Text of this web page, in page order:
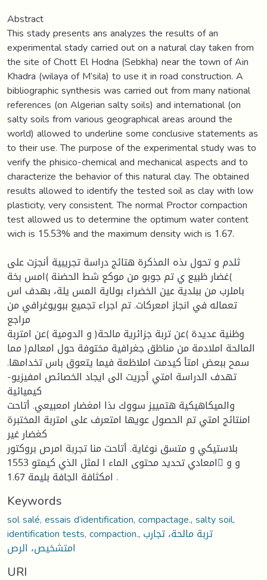
Abstract
This stady presents ans analyzes the results of an
experimental stady carried out on a natural clay taken from
the site of Chott El Hodna (Sebkha) near the town of Ain
Khadra (wilaya of M’sila) to use it in road construction. A
bibliographic synthesis was carried out from many national
references (on Algerian salty soils) and international (on
salty soils from various geographical areas around the
world) allowed to underline some conclusive statements as
to their use. The purpose of the experimental study was to
verify the phisico-chemical and mechanical aspects and to
characterize the behavior of this natural clay. The obtained
results allowed to identify the tested soil as clay with low
plasticity, very consistent. The normal Proctor compaction
test allowed us to determine the optimum water content
wich is 15.53% and the maximum density wich is 1.67.
ثلدم و تحول ىذه المذكرة هتائج دراسة تجريبية أنجزت على
غضار ظبيع ي تم جوبو من موكع شط الحضنة )امس بخة(
باملرب من ببلدية عين الخضراء بولاية المس يلة، بهدف اس
تعماله في انجاز امعركات. تم اجراء تجميع ببويوغرافي من
مراجع
وظنية عديدة )عن تربة جزائرية مالحة( و الدومية )عن امتربة
المالحة املادمة من مناظق جغرافية مختوفة حول امعالم( مما
سمح ببعض امتأ كيدمت املاظعة فيما يتعوق باس تخدامها.
تهدف الدراسة امتي أجريت الى ايجاد الخصائص امفيزيو-
كيميائية
والميكاهيكية هتمييز سووك ىذا امغضار امعبيعي. أتاحت
امنتائج امتي تم الحصول عويها امتعرف على امتربة المختبرة
كغضار غير
بلاستيكي و متسق نوغاية. أتاحت منا تجربة امرص بروكتور
امعادي تحديد محتوى الماء ا لمثل الذي كيمتو 1553 و و
امكثافة الجافة بليمة 1.67 .
Keywords
sol salé, essais d’identification, compactage.,salty soil,
identification tests, compaction., تربة مالحة، تجارب
امتشخيص، الرص
URI